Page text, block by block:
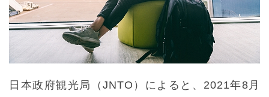
日本政府観光局（JNTO）によると、2021年8月